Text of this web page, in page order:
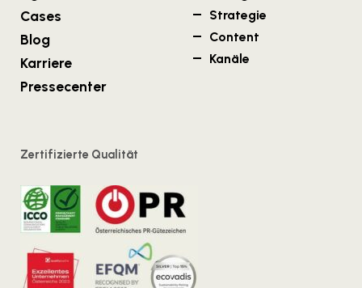
Cases
Blog
Karriere
Pressecenter
Strategie
Content
Kanäle
Zertifizierte Qualität